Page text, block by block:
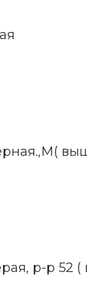
р-р 52